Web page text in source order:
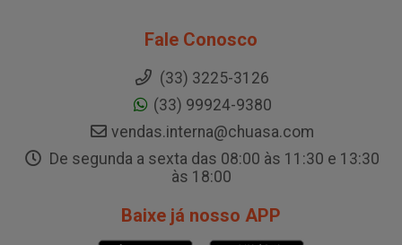
Fale Conosco
(33) 3225-3126
(33) 99924-9380
vendas.interna@chuasa.com
De segunda a sexta das 08:00 às 11:30 e 13:30
às 18:00
Baixe já nosso APP